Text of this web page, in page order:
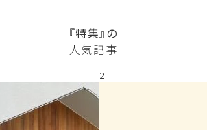
『特集』の
人気記事
2